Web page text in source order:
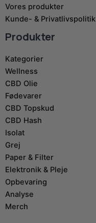
Vores produkter
Kunde- & Privatlivspolitik
Produkter
Kategorier
Wellness
CBD Olie
Fødevarer
CBD Topskud
CBD Hash
Isolat
Grej
Paper & Filter
Elektronik & Pleje
Opbevaring
Analyse
Merch